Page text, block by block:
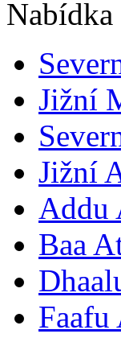
Nabídka
Jižní
Jižní
Addu
Baa
Faafu